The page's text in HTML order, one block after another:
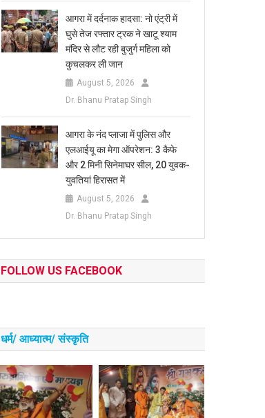
आगरा में दर्दनाक हादसा: नो एंट्री में
घुसे तेज रफ्तार ट्रक ने खाटू श्याम
मंदिर से लौट रही बुजुर्ग महिला को
कुचलकर ली जान
August 5, 2026
Dr. Bhanu Pratap Singh
आगरा के नंद प्लाजा में पुलिस और
एलआईयू का मेगा ऑपरेशन: 3 कैफे
और 2 मिनी सिनेमाघर सील, 20 युवक-
युवतियां हिरासत में
August 5, 2026
Dr. Bhanu Pratap Singh
FOLLOW US FACEBOOK
धर्म/ आध्‍यात्‍म/ संस्‍कृति